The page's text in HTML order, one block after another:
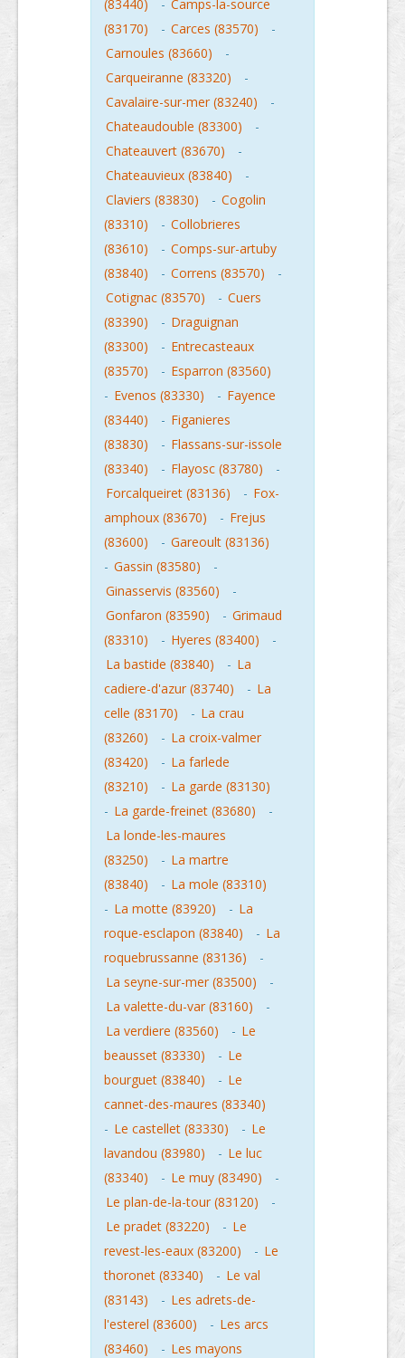
(83440) - Camps-la-source
(83170)
- Carces (83570)
-
Carnoules (83660)
-
Carqueiranne (83320)
-
Cavalaire-sur-mer (83240)
-
Chateaudouble (83300)
-
Chateauvert (83670)
-
Chateauvieux (83840)
-
Claviers (83830)
- Cogolin
(83310)
- Collobrieres
(83610)
- Comps-sur-artuby
(83840)
- Correns (83570)
-
Cotignac (83570)
- Cuers
(83390)
- Draguignan
(83300)
- Entrecasteaux
(83570)
- Esparron (83560)
- Evenos (83330) - Fayence
(83440)
- Figanieres
(83830)
- Flassans-sur-issole
(83340)
- Flayosc (83780)
-
Forcalqueiret (83136)
- Fox-
amphoux (83670)
- Frejus
(83600)
- Gareoult (83136)
- Gassin (83580)
-
Ginasservis (83560)
-
Gonfaron (83590)
- Grimaud
(83310)
- Hyeres (83400)
-
La bastide (83840)
- La
cadiere-d'azur (83740)
- La
celle (83170)
- La crau
(83260)
- La croix-valmer
(83420)
- La farlede
(83210)
- La garde (83130)
- La garde-freinet (83680)
-
La londe-les-maures
(83250)
- La martre
(83840)
- La mole (83310)
- La motte (83920) - La
roque-esclapon (83840)
- La
roquebrussanne (83136)
-
La seyne-sur-mer (83500)
-
La valette-du-var (83160)
-
La verdiere (83560)
- Le
beausset (83330)
- Le
bourguet (83840)
- Le
cannet-des-maures (83340)
- Le castellet (83330) - Le
lavandou (83980)
- Le luc
(83340)
- Le muy (83490)
-
Le plan-de-la-tour (83120)
-
Le pradet (83220)
- Le
revest-les-eaux (83200)
- Le
thoronet (83340)
- Le val
(83143)
- Les adrets-de-
l'esterel (83600)
- Les arcs
(83460)
- Les mayons